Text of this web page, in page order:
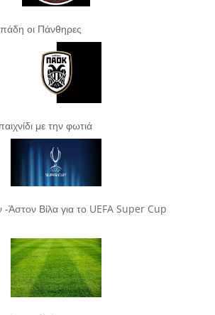
οι Πάνθηρες
με την φωτιά
-Άστον Βίλα για το UEFA Super Cup